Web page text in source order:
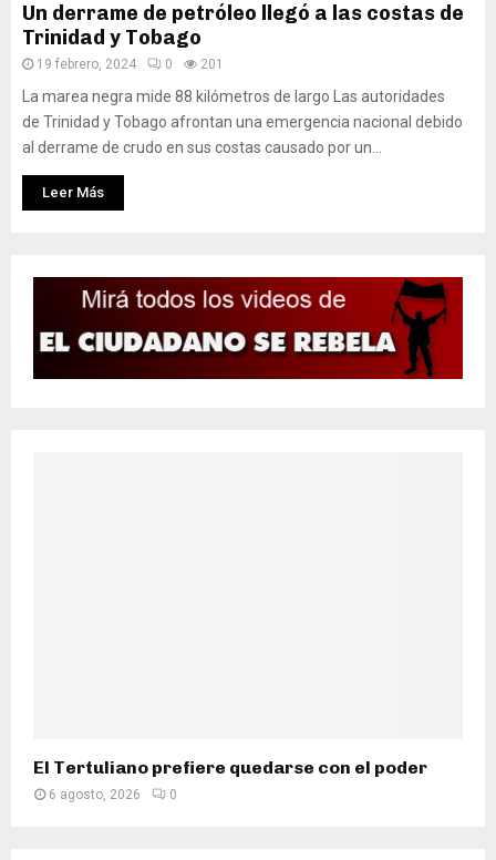
Un derrame de petróleo llegó a las costas de
Trinidad y Tobago
19 febrero, 2024 0 201
La marea negra mide 88 kilómetros de largo Las autoridades
de Trinidad y Tobago afrontan una emergencia nacional debido
al derrame de crudo en sus costas causado por un...
Leer Más
El Tertuliano prefiere quedarse con el poder
6 agosto, 2026 0